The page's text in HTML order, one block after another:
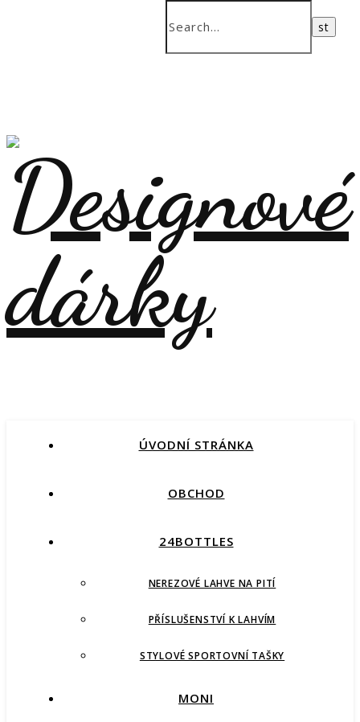
ÚVODNÍ STRÁNKA
OBCHOD
24BOTTLES
NEREZOVÉ LAHVE NA PITÍ
PŘÍSLUŠENSTVÍ K LAHVÍM
STYLOVÉ SPORTOVNÍ TAŠKY
MONI